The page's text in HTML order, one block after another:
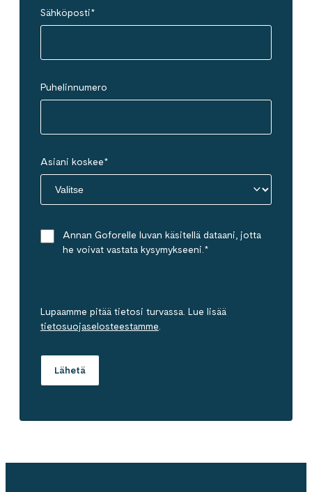
Sähköposti*
Puhelinnumero
Asiani koskee*
Annan Goforelle luvan käsitellä dataani, jotta
he voivat vastata kysymykseeni. *
Lupaamme pitää tietosi turvassa. Lue lisää
tietosuojaselosteestamme